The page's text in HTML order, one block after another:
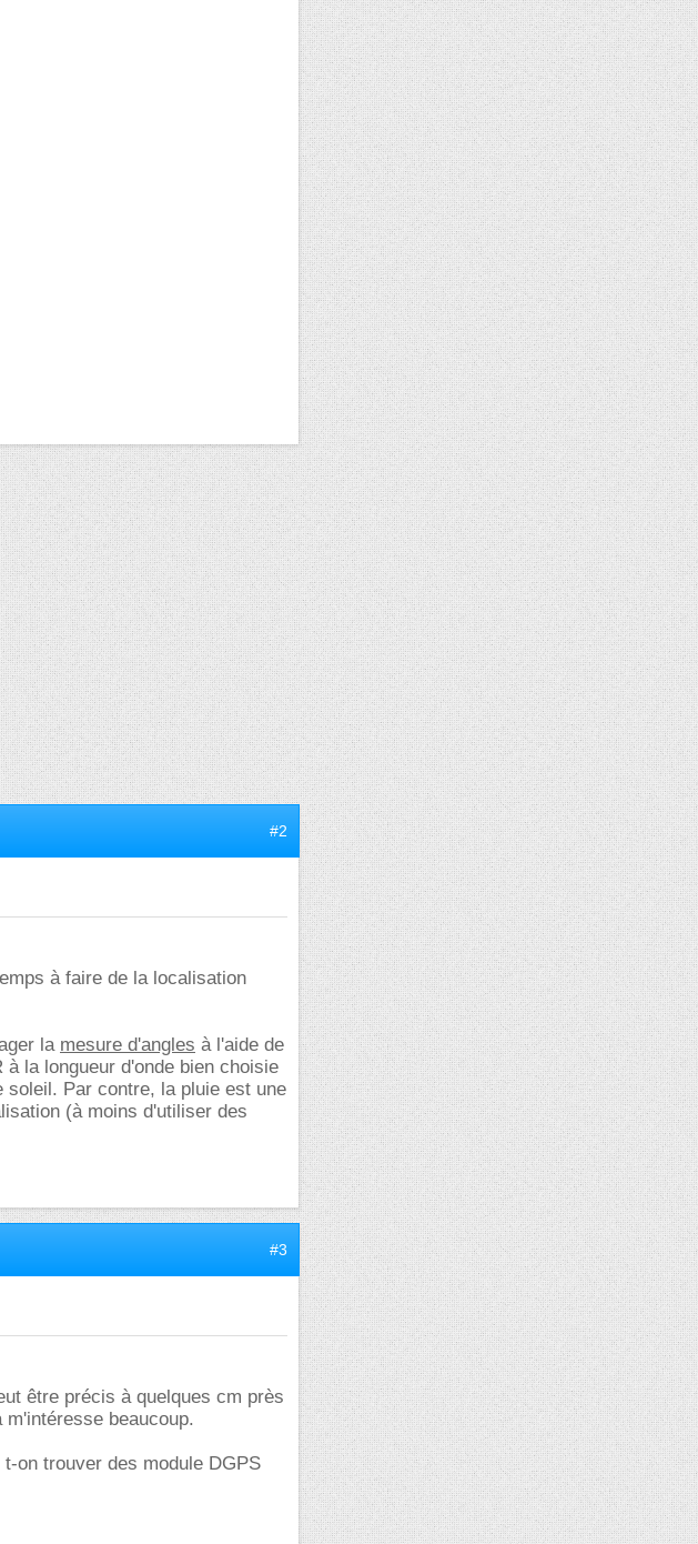
#2
à faire de la localisation
la mesure d'angles à l'aide de
la longueur d'onde bien choisie
Par contre, la pluie est une
(à moins d'utiliser des
#3
être précis à quelques cm près
beaucoup.
on trouver des module DGPS